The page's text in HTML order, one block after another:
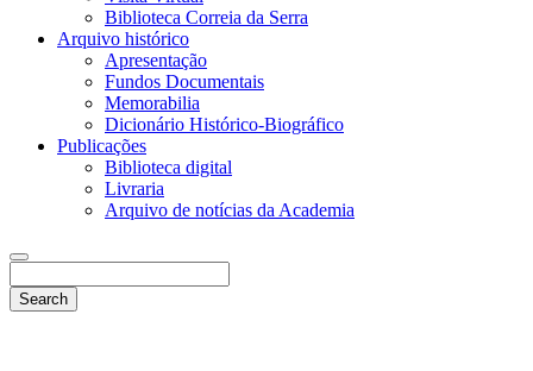
Biblioteca Correia da Serra
Arquivo histórico
Apresentação
Fundos Documentais
Memorabilia
Dicionário Histórico-Biográfico
Publicações
Biblioteca digital
Livraria
Arquivo de notícias da Academia